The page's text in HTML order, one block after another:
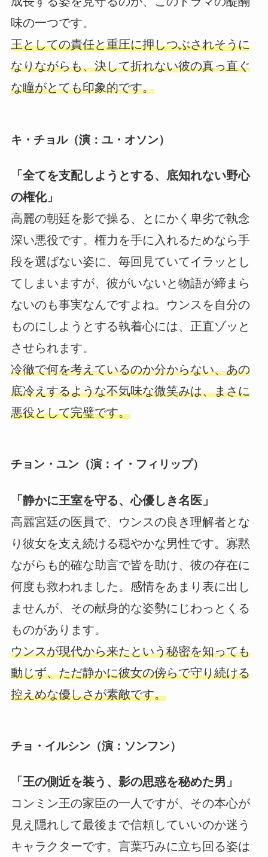
味の一つです。
王としての責任と重圧に押しつぶされそうに
なりながらも、決して折れない彼の真っ直ぐ
な瞳がとても印象的です。
キ・チョル（演：ユ・オソン）
「全てを支配しようとする、底知れない野心
の権化」
高麗の朝廷を影で操る、とにかく卑劣で執念
深い悪役です。権力を手に入れるためなら手
段を選ばない姿に、毎回見ていてイラッとし
てしまいますが、彼がいないと物語が締まら
ないのも事実なんですよね。ウンスを自分の
ものにしようとする執着心には、正直ゾッと
させられます。
冷徹で何を考えているのか分からない、あの
底冷えするような不気味な微笑みは、まさに
悪役として完璧です。
チョン・ユン（演：イ・フィリップ）
「静かに王室を守る、心優しき名医」
高麗宮廷の医員で、ウンスの良き理解者とな
り彼女を支え続ける穏やかな男性です。寡黙
ながらも的確な助言で皆を助け、彼の存在に
何度も救われました。感情をあまり表に出し
ませんが、その献身的な姿勢にじわっとくる
ものがあります。
ウンスが現代から来たという秘密を知っても
動じず、ただ静かに彼女の傍らで守り続ける
控えめな優しさが素敵です。
チョ・イルシン（演：ソンフン）
「王の側近を装う、影の思惑を秘めた男」
コンミン王の家臣の一人ですが、その本心が
見え隠れして最後まで信頼していいのか迷う
キャラクターです。言葉巧みに立ち回る姿は